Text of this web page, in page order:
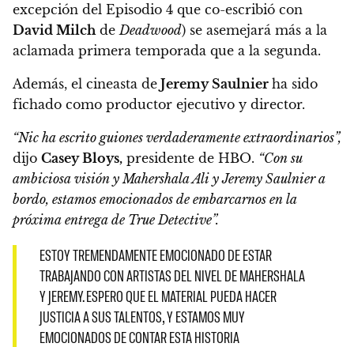
excepción del Episodio 4 que co-escribió con
David Milch de Deadwood) se asemejará más a la
aclamada primera temporada que a la segunda.
Además, el cineasta de Jeremy Saulnier ha sido
fichado como productor ejecutivo y director.
“Nic ha escrito guiones verdaderamente extraordinarios”,
dijo Casey Bloys, presidente de HBO. “Con su
ambiciosa visión y Mahershala Ali y Jeremy Saulnier a
bordo, estamos emocionados de embarcarnos en la
próxima entrega de True Detective”.
ESTOY TREMENDAMENTE EMOCIONADO DE ESTAR
TRABAJANDO CON ARTISTAS DEL NIVEL DE MAHERSHALA
Y JEREMY. ESPERO QUE EL MATERIAL PUEDA HACER
JUSTICIA A SUS TALENTOS, Y ESTAMOS MUY
EMOCIONADOS DE CONTAR ESTA HISTORIA